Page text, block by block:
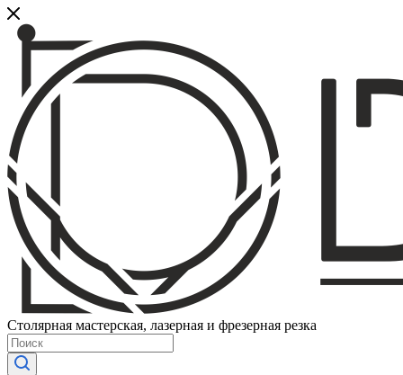
Столярная мастерская, лазерная и фрезерная резка